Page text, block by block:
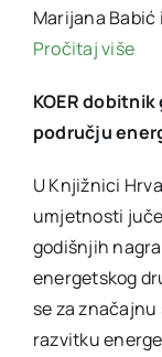
Marijana
Pročitaj više
KOER
području
U Knjižnici
umjetnosti
godišnjih
energetskog
se za
razvitku